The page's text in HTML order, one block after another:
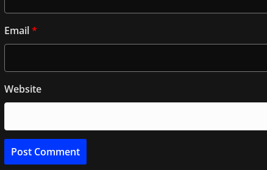
Email*
Website